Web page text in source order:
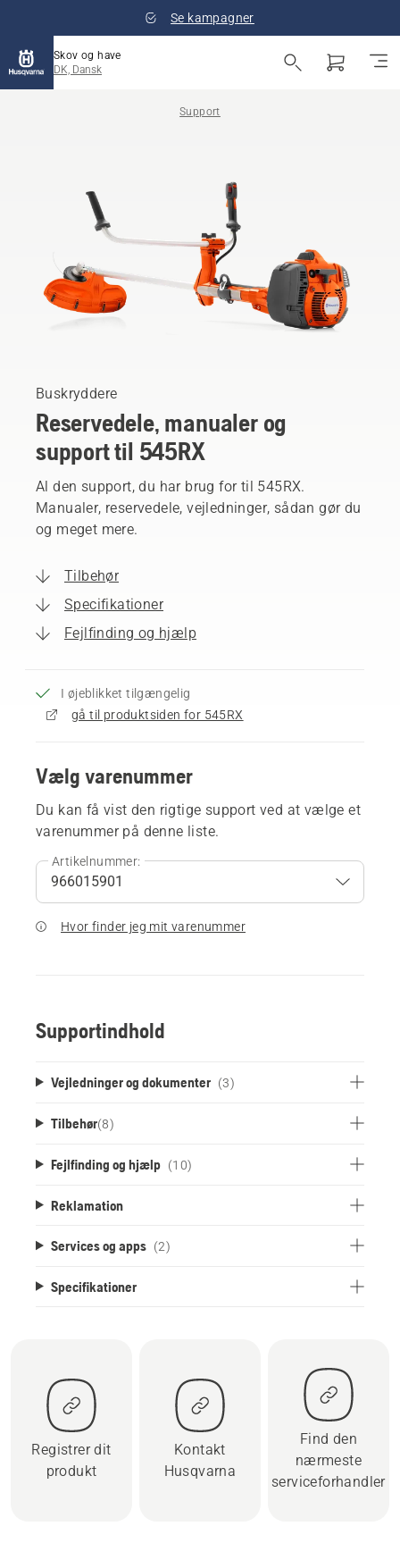
Se kampagner
Skov og have
DK, Dansk
Support
Buskryddere
Reservedele, manualer og
support til 545RX
Al den support, du har brug for til 545RX.
Manualer, reservedele, vejledninger, sådan gør du
og meget mere.
Tilbehør
Specifikationer
Fejlfinding og hjælp
I øjeblikket tilgængelig
gå til produktsiden for 545RX
Vælg varenummer
Du kan få vist den rigtige support ved at vælge et
varenummer på denne liste.
Artikelnummer:
Hvor finder jeg mit varenummer
Supportindhold
Vejledninger og dokumenter (3)
Tilbehør(8)
Fejlfinding og hjælp (10)
Reklamation
Services og apps (2)
Specifikationer
Registrer dit
produkt
Kontakt
Husqvarna
Find den
nærmeste
serviceforhandler